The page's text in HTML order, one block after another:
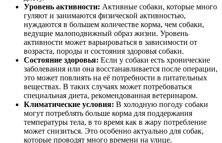
Уровень активности: Активные собаки, которые много
гуляют и занимаются физической активностью,
нуждаются в большем количестве корма, чем собаки,
ведущие малоподвижный образ жизни. Уровень
активности может варьироваться в зависимости от
возраста, породы и состояния здоровья собаки.
Состояние здоровья: Если у собаки есть хронические
заболевания или она восстанавливается после операции,
это может повлиять на её потребности в питательных
веществах. В таких случаях может потребоваться
специальная диета, рекомендованная ветеринаром.
Климатические условия: В холодную погоду собаки
могут потреблять больше корма для поддержания
температуры тела, в то время как в жару потребление
может снизиться. Это особенно актуально для собак,
которые проводят много времени на улице.